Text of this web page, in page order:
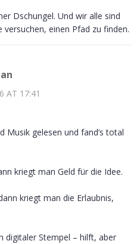
Dschungel. Und wir alle sind
einen Pfad zu finden.
AT 17:41
Musik gelesen und fand’s total
kriegt man Geld für die Idee.
kriegt man die Erlaubnis,
digitaler Stempel – hilft, aber